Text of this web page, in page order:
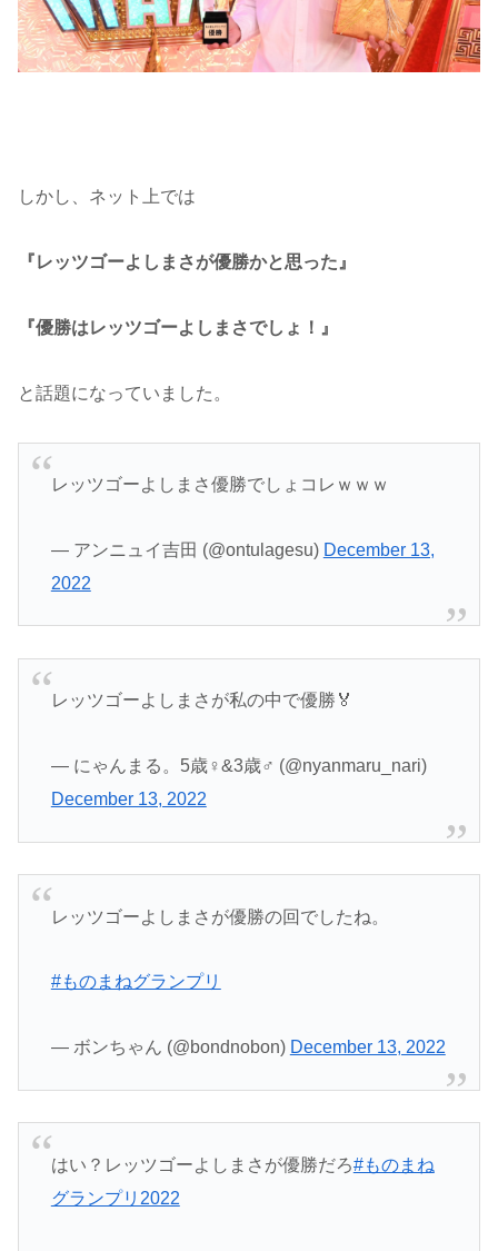
しかし、ネット上では
『レッツゴーよしまさが優勝かと思った』
『優勝はレッツゴーよしまさでしょ！』
と話題になっていました。
レッツゴーよしまさ優勝でしょコレｗｗｗ
— アンニュイ吉田 (@ontulagesu) December 13,
2022
レッツゴーよしまさが私の中で優勝🏅
— にゃんまる。5歳♀&3歳♂ (@nyanmaru_nari)
December 13, 2022
レッツゴーよしまさが優勝の回でしたね。
#ものまねグランプリ
— ボンちゃん (@bondnobon) December 13, 2022
はい？レッツゴーよしまさが優勝だろ#ものまね
グランプリ2022